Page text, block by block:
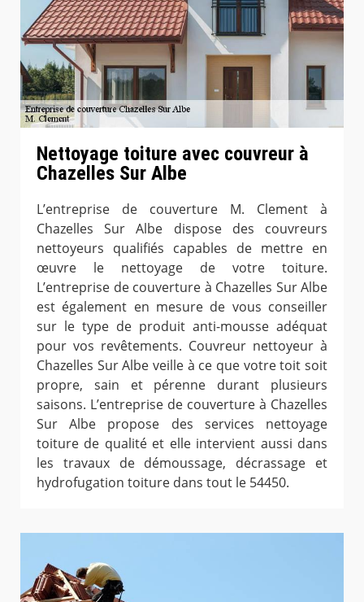
Nettoyage toiture avec couvreur à
Chazelles Sur Albe
L’entreprise de couverture M. Clement à
Chazelles Sur Albe dispose des couvreurs
nettoyeurs qualifiés capables de mettre en
œuvre le nettoyage de votre toiture.
L’entreprise de couverture à Chazelles Sur Albe
est également en mesure de vous conseiller
sur le type de produit anti-mousse adéquat
pour vos revêtements. Couvreur nettoyeur à
Chazelles Sur Albe veille à ce que votre toit soit
propre, sain et pérenne durant plusieurs
saisons. L’entreprise de couverture à Chazelles
Sur Albe propose des services nettoyage
toiture de qualité et elle intervient aussi dans
les travaux de démoussage, décrassage et
hydrofugation toiture dans tout le 54450.